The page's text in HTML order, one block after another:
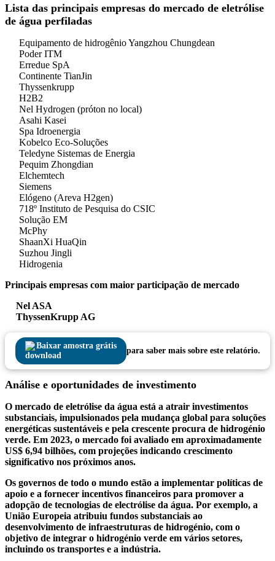
Lista das principais empresas do mercado de eletrólise
de água perfiladas
Equipamento de hidrogênio Yangzhou Chungdean
Poder ITM
Erredue SpA
Continente TianJin
Thyssenkrupp
H2B2
Nel Hydrogen (próton no local)
Asahi Kasei
Spa Idroenergia
Kobelco Eco-Soluções
Teledyne Sistemas de Energia
Pequim Zhongdian
Elchemtech
Siemens
Elógeno (Areva H2gen)
718º Instituto de Pesquisa do CSIC
Solução EM
McPhy
ShaanXi HuaQin
Suzhou Jingli
Hidrogenia
Principais empresas com maior participação de mercado
Nel ASA
ThyssenKrupp AG
Baixar amostra grátis
para saber mais sobre este relatório.
Análise e oportunidades de investimento
O mercado de eletrólise da água está a atrair investimentos
substanciais, impulsionados pela mudança global para soluções
energéticas sustentáveis ​​e pela crescente procura de hidrogénio
verde. Em 2023, o mercado foi avaliado em aproximadamente
US$ 6,94 bilhões, com projeções indicando crescimento
significativo nos próximos anos.
Os governos de todo o mundo estão a implementar políticas de
apoio e a fornecer incentivos financeiros para promover a
adopção de tecnologias de electrólise da água. Por exemplo, a
União Europeia atribuiu fundos substanciais ao
desenvolvimento de infraestruturas de hidrogénio, com o
objetivo de integrar o hidrogénio verde em vários setores,
incluindo os transportes e a indústria.